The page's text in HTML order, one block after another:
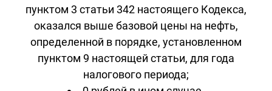
пунктом 3 статьи 342 настоящего Кодекса,
оказался выше базовой цены на нефть,
определенной в порядке, установленном
пунктом 9 настоящей статьи, для года
налогового периода;